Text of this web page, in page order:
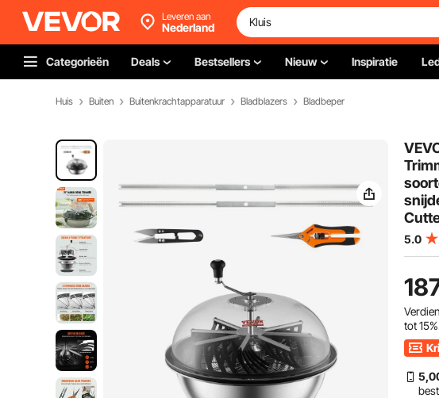
Leveren aan
Nederland
Categorieën Deals Bestsellers Nieuw Inspiratie
Huis Buiten Buitenkrachtapparatuur Bladblazers Bladbeper
5.0
tot15%
5